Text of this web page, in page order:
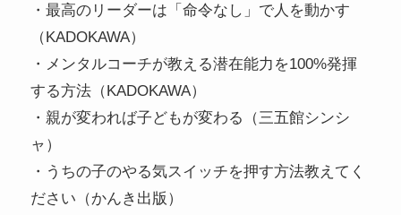
・最高のリーダーは「命令なし」で人を動かす
（KADOKAWA）
・メンタルコーチが教える潜在能力を100%発揮
する方法（KADOKAWA）
・親が変われば子どもが変わる（三五館シンシ
ャ）
・うちの子のやる気スイッチを押す方法教えてく
ださい（かんき出版）